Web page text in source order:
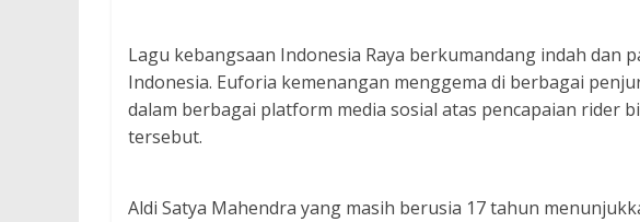
Lagu kebangsaan Indonesia Raya berkumandang indah dan
Indonesia. Euforia kemenangan menggema di berbagai
dalam berbagai platform media sosial atas pencapaian rider
tersebut.
Aldi Satya Mahendra yang masih berusia 17 tahun